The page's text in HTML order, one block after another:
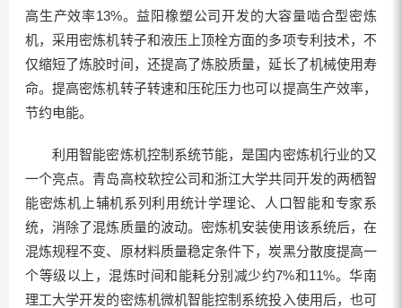
高生产效率13%。益阳橡塑公司开发的大容量啮合型密炼
机，采用密炼机转子和液压上顶栓方面的多项专利技术，不
仅缩短了炼胶时间，还提高了炼胶质量，延长了机械使用寿
命。提高密炼机转子转速和压砣压力也可以提高生产效率，
节约电能。
利用智能密炼机控制系统节能，是国内密炼机行业的又
一个亮点。青岛高校软控公司和浙江大学共同开发的两栖智
能密炼机上辅机系列利用统计学理论、人口智能和专家系
统，消除了混炼质量的波动。密炼机安装使用该系统后，在
混炼规程不变、原材料质量稳定条件下，炭黑分散度提高一
个等级以上，混炼时间和能耗分别减少约7%和11%。华南
理工大学开发的密炼机微机智能控制系统投入使用后，也可